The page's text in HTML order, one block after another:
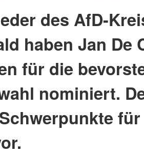
des AfD-
haben Jan De
für die
nominiert.